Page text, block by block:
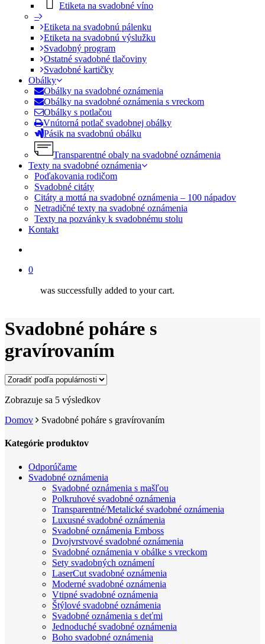
Etiketa na svadobné víno
–
Etiketa na svadobnú pálenku
Etiketa na svadobnú výslužku
Svadobný program
Ostatné svadobné tlačoviny
Svadobné kartičky
Obálky
Obálky na svadobné oznámenia
Obálky na svadobné oznámenia s vreckom
Obálky s potlačou
Vnútorná potlač svadobnej obálky
Pásik na svadobnú obálku
Transparentné obaly na svadobné oznámenia
Texty na svadobné oznámenia
Poďakovania rodičom
Svadobné citáty
Citáty a mottá na svadobné oznámenia – 100 nápadov
Netradičné texty na svadobné oznámenia
Texty na pozvánky k svadobnému stolu
Kontakt
0
was successfully added to your cart.
Svadobné poháre s
gravírovaním
Zobrazuje sa 5 výsledkovZoradené
popularity
Domov Svadobné poháre s gravírovaním
Kategórie produktov
Odporúčame
Svadobné oznámenia
Svadobné oznámenia s mašľou
Polkruhové svadobné oznámenia
Transparentné/Metalické svadobné oznámenia
Luxusné svadobné oznámenia
Svadobné oznámenia Emboss
Dvojvrstvové svadobné oznámenia
Svadobné oznámenia v obálke s vreckom
Sety svadobných oznámení
LaserCut svadobné oznámenia
Moderné svadobné oznámenia
Vtipné svadobné oznámenia
Štýlové svadobné oznámenia
Svadobné oznámenia s deťmi
Jednoduché svadobné oznámenia
Boho svadobné oznámenia